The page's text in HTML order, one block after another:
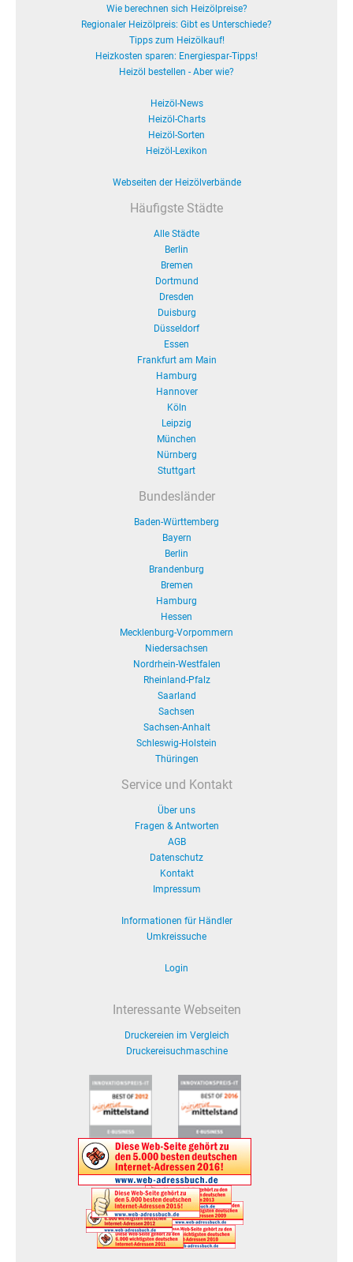
Wie berechnen sich Heizölpreise?
Regionaler Heizölpreis: Gibt es Unterschiede?
Tipps zum Heizölkauf!
Heizkosten sparen: Energiespar-Tipps!
Heizöl bestellen - Aber wie?
Heizöl-News
Heizöl-Charts
Heizöl-Sorten
Heizöl-Lexikon
Webseiten der Heizölverbände
Häufigste Städte
Alle Städte
Berlin
Bremen
Dortmund
Dresden
Duisburg
Düsseldorf
Essen
Frankfurt am Main
Hamburg
Hannover
Köln
Leipzig
München
Nürnberg
Stuttgart
Bundesländer
Baden-Württemberg
Bayern
Berlin
Brandenburg
Bremen
Hamburg
Hessen
Mecklenburg-Vorpommern
Niedersachsen
Nordrhein-Westfalen
Rheinland-Pfalz
Saarland
Sachsen
Sachsen-Anhalt
Schleswig-Holstein
Thüringen
Service und Kontakt
Über uns
Fragen & Antworten
AGB
Datenschutz
Kontakt
Impressum
Informationen für Händler
Umkreissuche
Login
Interessante Webseiten
Druckereien im Vergleich
Druckereisuchmaschine